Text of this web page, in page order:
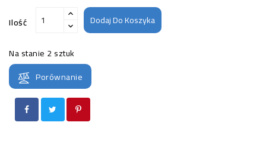
Ilość Dodaj Do Koszyka
Na stanie 2 sztuk
Porównanie